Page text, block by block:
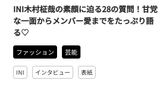
INI木村柾哉の素顔に迫る28の質問！甘党
な一面からメンバー愛までをたっぷり語
る♡
ファッション 芸能
INI インタビュー 表紙